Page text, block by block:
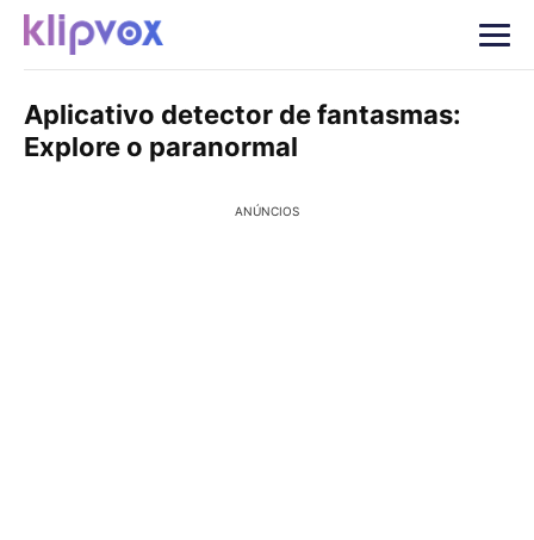
Aplicativo detector de fantasmas:
Explore o paranormal
ANÚNCIOS